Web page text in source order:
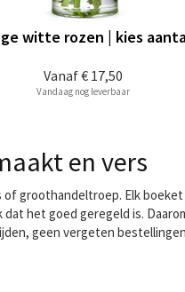
Vanaf€ 17,50
witte rozen | kies
Vandaag nog leverbaar
en vers
groothandeltroep. Elk
het goed geregeld is.
geen vergeten